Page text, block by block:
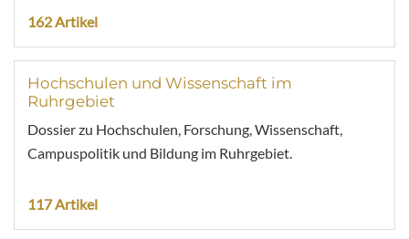
162 Artikel
Hochschulen und Wissenschaft im
Ruhrgebiet
Dossier zu Hochschulen, Forschung, Wissenschaft,
Campuspolitik und Bildung im Ruhrgebiet.
117 Artikel